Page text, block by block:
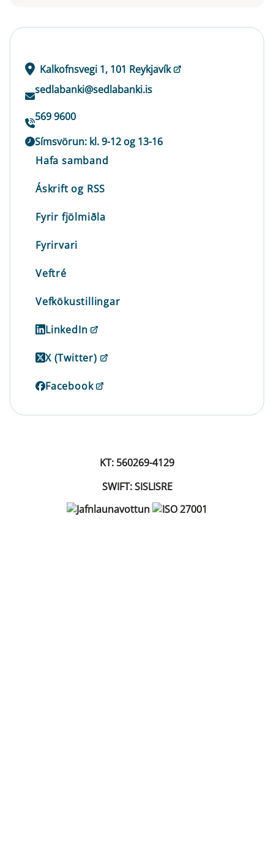
Kalkofnsvegi 1, 101 Reykjavík
sedlabanki@sedlabanki.is
569 9600
Símsvörun: kl. 9-12 og 13-16
Hafa samband
Áskrift og RSS
Fyrir fjölmiðla
Fyrirvari
Veftré
Vefkökustillingar
LinkedIn
X (Twitter)
Facebook
KT: 560269-4129
SWIFT: SISLISRE